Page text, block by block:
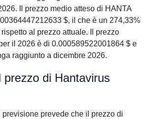
Il prezzo medio atteso di HANTA
$, il che è un 274,33%
al prezzo attuale. Il prezzo
il 2026 è di 0.000589522001864 $ e
raggiunto a dicembre 2026.
prezzo di Hantavirus
previsione prevede che il prezzo di